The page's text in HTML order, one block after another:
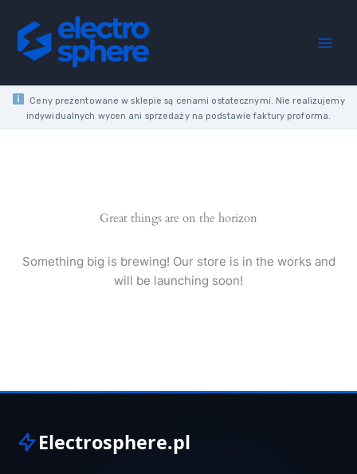
content
Ceny prezentowane w sklepie są cenami ostatecznymi. Nie realizujemy
indywidualnych wycen ani sprzedaży na podstawie faktury proforma.
Great things are on the horizon
Something big is brewing! Our store is in the works and
will be launching soon!
Electrosphere.pl